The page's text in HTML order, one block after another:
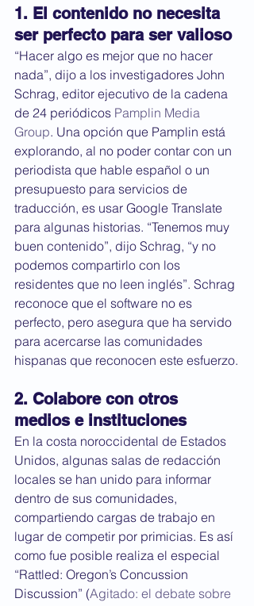
1. El contenido no necesita
ser perfecto para ser valioso
“Hacer algo es mejor que no hacer
nada”, dijo a los investigadores John
Schrag, editor ejecutivo de la cadena
de 24 periódicos Pamplin Media
Group. Una opción que Pamplin está
explorando, al no poder contar con un
periodista que hable español o un
presupuesto para servicios de
traducción, es usar Google Translate
para algunas historias. “Tenemos muy
buen contenido”, dijo Schrag, “y no
podemos compartirlo con los
residentes que no leen inglés”. Schrag
reconoce que el software no es
perfecto, pero asegura que ha servido
para acercarse las comunidades
hispanas que reconocen este esfuerzo.
2. Colabore con otros
medios e instituciones
En la costa noroccidental de Estados
Unidos, algunas salas de redacción
locales se han unido para informar
dentro de sus comunidades,
compartiendo cargas de trabajo en
lugar de competir por primicias. Es así
como fue posible realiza el especial
“Rattled: Oregon’s Concussion
Discussion” (Agitado: el debate sobre